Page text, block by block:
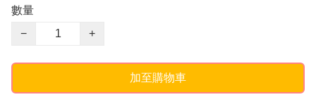
數量
−
+
加至購物車